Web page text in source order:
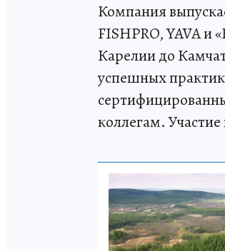
Компания
FISHPRO, YAVA и
Карелии до
успешных
коллегам.